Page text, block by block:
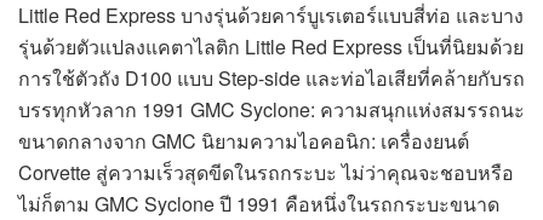
Little Red Express บางรุ่นด้วยคาร์บูเรเตอร์แบบสี่ท่อ และบาง
รุ่นด้วยตัวแปลงแคตาไลติก Little Red Express เป็นที่นิยมด้วย
การใช้ตัวถัง D100 แบบ Step-side และท่อไอเสียที่คล้ายกับรถ
บรรทุกหัวลาก 1991 GMC Syclone: ความสนุกแห่งสมรรถนะ
ขนาดกลางจาก GMC นิยามความไอคอนิก: เครื่องยนต์
Corvette สู่ความเร็วสุดขีดในรถกระบะ ไม่ว่าคุณจะชอบหรือ
ไม่ก็ตาม GMC Syclone ปี 1991 คือหนึ่งในรถกระบะขนาด